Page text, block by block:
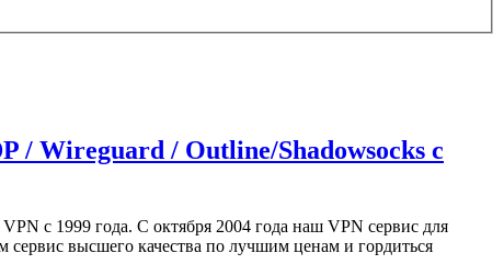
/ Wireguard / Outline/Shadowsocks с
с 1999 года. С октября 2004 года наш VPN сервис для
высшего качества по лучшим ценам и гордиться